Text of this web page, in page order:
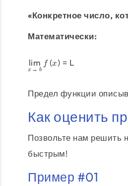
«Конкретное число,
Математически:
x → b
lim f (x) = L
Предел функции
Как оценить
Позвольте нам решить
быстрым!
Пример #01